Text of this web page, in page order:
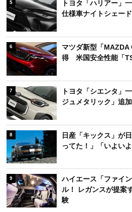
5
トヨタ「ハリアー」
仕様車ナイトシェー
6
マツダ新型「MAZDA
得 米国安全性能「
7
トヨタ「シエンタ」
ジュメタリック」追
8
日産「キックス」が
ってた！」「いよい
9
ハイエース「ファイ
ル！ レガンスが提案
験